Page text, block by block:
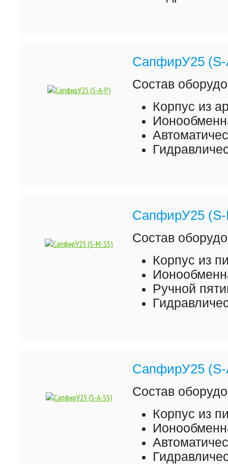
СапфирУ25 (S-
Состав
Корпус из
СапфирУ25 (S-
Состав
Корпус из
Ручной
СапфирУ25 (S-
Состав
Корпус из